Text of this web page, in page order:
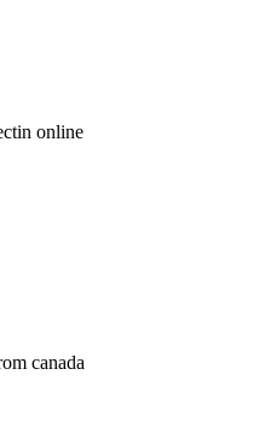
online
canada